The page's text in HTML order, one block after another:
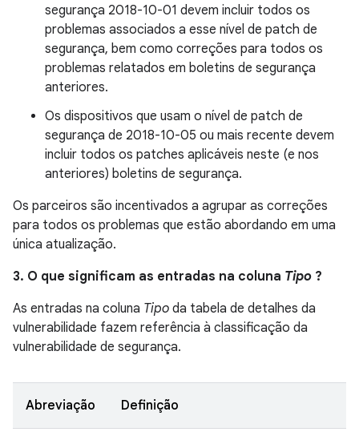
segurança 2018-10-01 devem incluir todos os
problemas associados a esse nível de patch de
segurança, bem como correções para todos os
problemas relatados em boletins de segurança
anteriores.
Os dispositivos que usam o nível de patch de
segurança de 2018-10-05 ou mais recente devem
incluir todos os patches aplicáveis ​​neste (e nos
anteriores) boletins de segurança.
Os parceiros são incentivados a agrupar as correções
para todos os problemas que estão abordando em uma
única atualização.
3. O que significam as entradas na coluna Tipo ?
As entradas na coluna Tipo da tabela de detalhes da
vulnerabilidade fazem referência à classificação da
vulnerabilidade de segurança.
Abreviação Definição